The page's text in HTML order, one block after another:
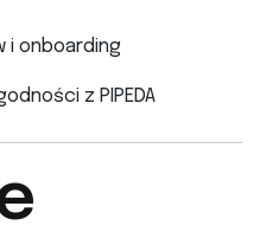
i onboarding
z PIPEDA